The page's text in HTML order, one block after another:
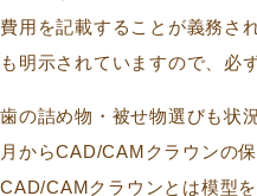
費用を記載することが義務さ
も明示されていますので、必
歯の詰め物・被せ物選びも状
月からCAD/CAMクラウンの
CAD/CAMクラウンとは模型